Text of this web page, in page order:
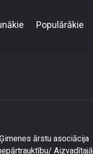
Populārākie
ārstu asociācija
Aizvadītajā